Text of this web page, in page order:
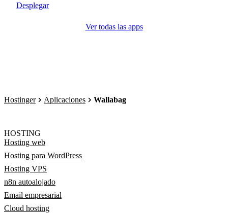
Desplegar
Ver todas las apps
Hostinger Aplicaciones Wallabag
HOSTING
Hosting web
Hosting para WordPress
Hosting VPS
n8n autoalojado
Email empresarial
Cloud hosting